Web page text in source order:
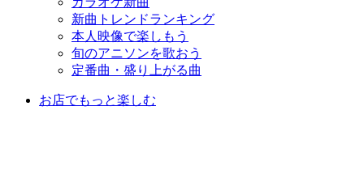
新曲トレンドランキング
本人映像で楽しもう
旬のアニソンを歌おう
定番曲・盛り上がる曲
お店でもっと楽しむ